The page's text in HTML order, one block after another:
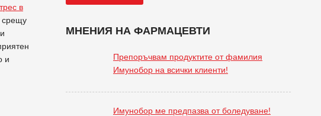
в
срещу
и
МНЕНИЯ НА ФАРМАЦЕВТИ
Препоръчвам продуктите от фамилия
Имунобор на всички клиенти!
Имунобор ме предпазва от боледуване!